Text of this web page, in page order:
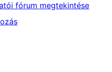
fórum megtekintése